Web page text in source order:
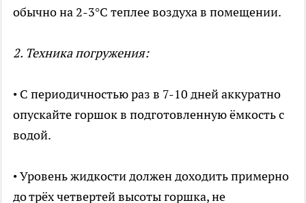
обычно на 2-3°C теплее воздуха в помещении.
2. Техника погружения:
• С периодичностью раз в 7-10 дней аккуратно
опускайте горшок в подготовленную ёмкость с
водой.
• Уровень жидкости должен доходить примерно
до трёх четвертей высоты горшка, не